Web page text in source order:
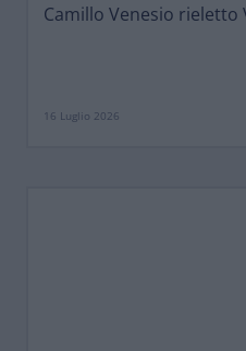
Camillo Venesio rieletto
16 Luglio 2026